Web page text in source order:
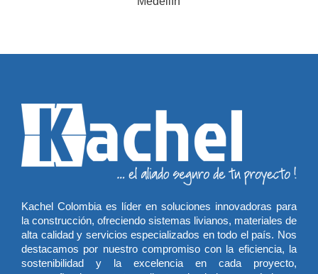
Kachel Colombia es líder en soluciones innovadoras para
la construcción, ofreciendo sistemas livianos, materiales de
alta calidad y servicios especializados en todo el país. Nos
destacamos por nuestro compromiso con la eficiencia, la
sostenibilidad y la excelencia en cada proyecto,